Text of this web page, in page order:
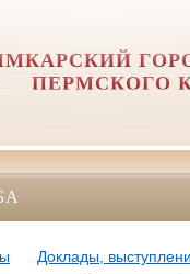
ПЕРМСКОГО
Доклады,